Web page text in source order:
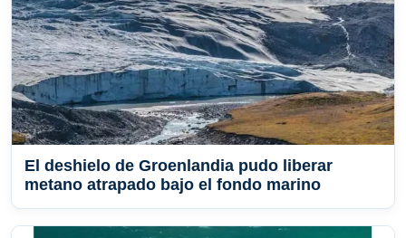
El deshielo de Groenlandia pudo liberar
metano atrapado bajo el fondo marino